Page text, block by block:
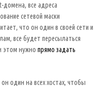
домена, все адреса
сетевой маски
что он один в своей сети и
все будет пересылаться
этом нужно прямо задать
один на всех хостах, чтобы